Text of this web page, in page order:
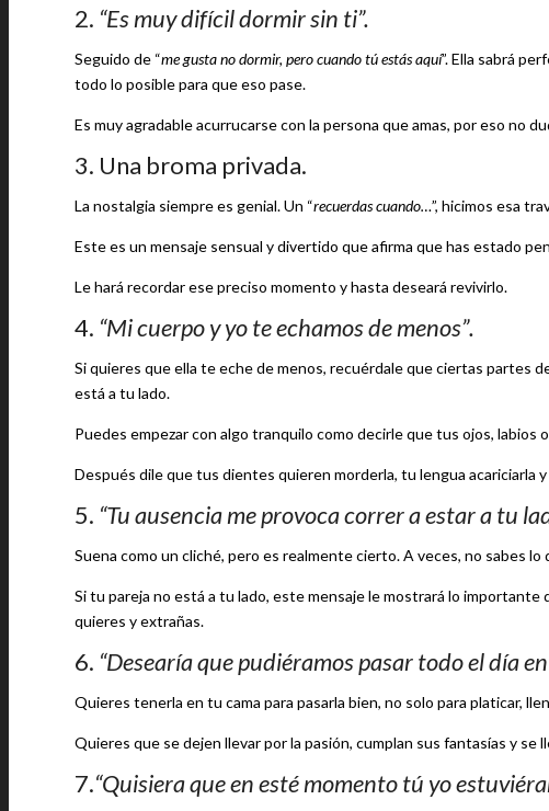
2. “Es muy difícil dormir sin ti”.
Seguido de “me gusta no dormir, pero cuando tú estás aquí”. Ella sabrá
todo lo posible para que eso pase.
Es muy agradable acurrucarse con la persona que amas, por eso no
3. Una broma privada.
La nostalgia siempre es genial. Un “recuerdas cuando…”, hicimos esa
Este es un mensaje sensual y divertido que afirma que has estado
Le hará recordar ese preciso momento y hasta deseará revivirlo.
4. “Mi cuerpo y yo te echamos de menos”.
Si quieres que ella te eche de menos, recuérdale que ciertas partes
está a tu lado.
Puedes empezar con algo tranquilo como decirle que tus ojos, labios
Después dile que tus dientes quieren morderla, tu lengua acariciarla
5. “Tu ausencia me provoca correr a estar a tu
Suena como un cliché, pero es realmente cierto. A veces, no sabes
Si tu pareja no está a tu lado, este mensaje le mostrará lo importante
quieres y extrañas.
6. “Desearía que pudiéramos pasar todo el día
Quieres tenerla en tu cama para pasarla bien, no solo para platicar,
Quieres que se dejen llevar por la pasión, cumplan sus fantasías y se
7.“Quisiera que en esté momento tú yo